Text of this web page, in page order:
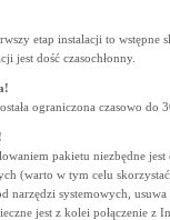
etap instalacji to wstępne
jest dość czasochłonny.
ograniczona czasowo do
pakietu niezbędne
(warto w tym celu
narzędzi systemowych,
jest z kolei połączenie z